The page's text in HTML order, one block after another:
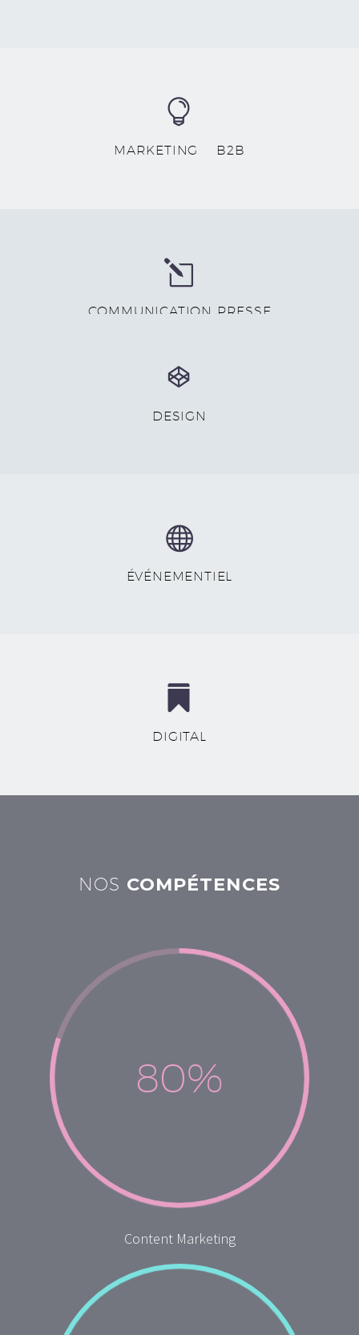


MARKETING B2B
l
l
COMMUNICATION PRESSE


DESIGN


ÉVÉNEMENTIEL


DIGITAL
NOS COMPÉTENCES
80%
Content Marketing